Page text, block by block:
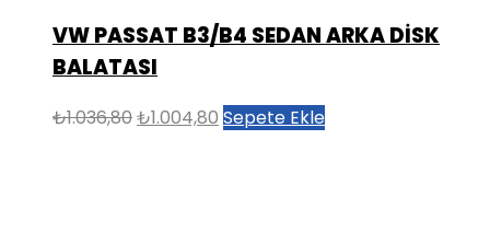
VW PASSAT B3/B4 SEDAN ARKA DİSK
BALATASI
₺1.036,80Orijinal
₺1.004,80 Şu
Sepete Ekle